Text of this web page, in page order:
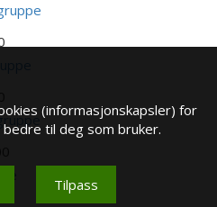
(informasjonskapsler) for
til deg som bruker.
Tilpass